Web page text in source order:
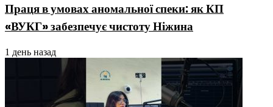
Праця в умовах аномальної спеки: як КП
«ВУКГ» забезпечує чистоту Ніжина
1 день назад